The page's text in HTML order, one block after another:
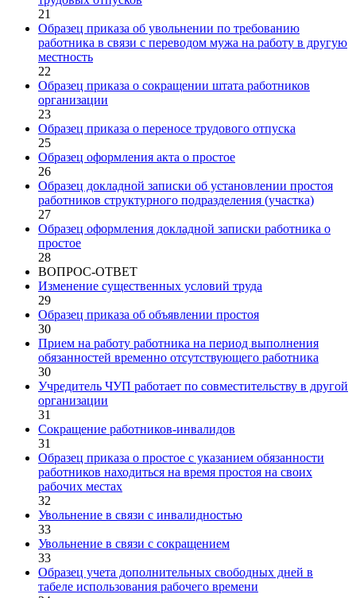
21
Образец приказа об увольнении по требованию
работника в связи с переводом мужа на работу в другую
местность
22
Образец приказа о сокращении штата работников
организации
23
Образец приказа о переносе трудового отпуска
25
Образец оформления акта о простое
26
Образец докладной записки об установлении простоя
работников структурного подразделения (участка)
27
Образец оформления докладной записки работника о
простое
28
ВОПРОС-ОТВЕТ
Изменение существенных условий труда
29
Образец приказа об объявлении простоя
30
Прием на работу работника на период выполнения
обязанностей временно отсутствующего работника
30
Учредитель ЧУП работает по совместительству в другой
организации
31
Сокращение работников-инвалидов
31
Образец приказа о простое с указанием обязанности
работников находиться на время простоя на своих
рабочих местах
32
Увольнение в связи с инвалидностью
33
Увольнение в связи с сокращением
33
Образец учета дополнительных свободных дней в
табеле использования рабочего времени